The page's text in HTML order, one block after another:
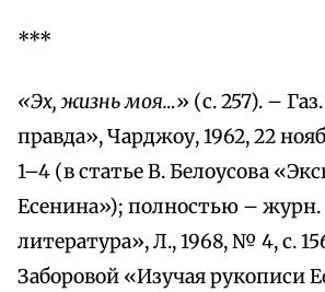
***
«Эх, жизнь моя…» (с. 257). –
правда», Чарджоу, 1962, 22
1–4 (в статье В. Белоусова
Есенина»); полностью – журн.
литература», Л., 1968, № 4, с.
Заборовой «Изучая рукописи